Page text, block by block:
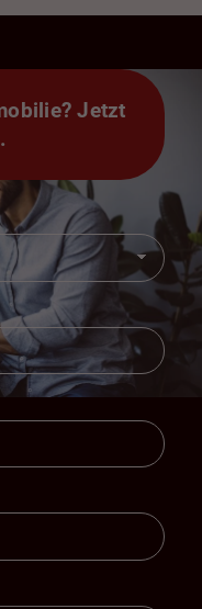
Jetzt